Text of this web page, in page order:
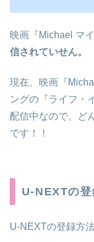
映画『Michael マ
信されていせん。
現在、映画『
ングの『ライフ・
配信中なので、ど
です！！
U-NEXTの
U-NEXTの登録方